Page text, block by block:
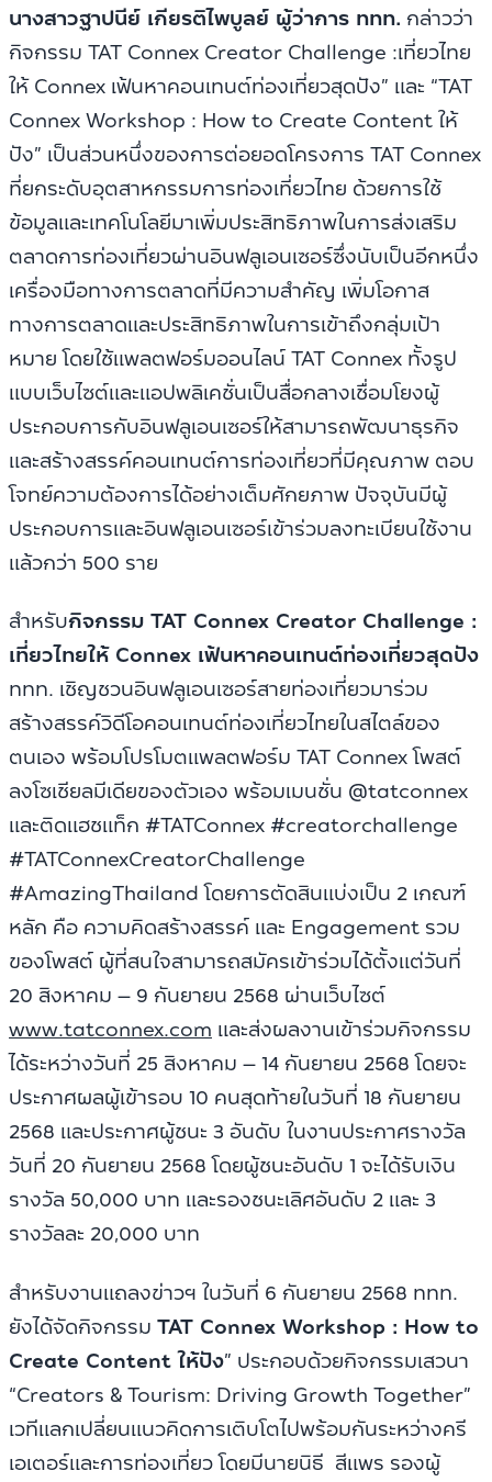
นางสาวฐาปนีย์ เกียรติไพบูลย์ ผู้ว่าการ ททท. กล่าวว่า
กิจกรรม TAT Connex Creator Challenge :เที่ยวไทย
ให้ Connex เฟ้นหาคอนเทนต์ท่องเที่ยวสุดปัง” และ “TAT
Connex Workshop : How to Create Content ให้
ปัง” เป็นส่วนหนึ่งของการต่อยอดโครงการ TAT Connex
ที่ยกระดับอุตสาหกรรมการท่องเที่ยวไทย ด้วยการใช้
ข้อมูลและเทคโนโลยีมาเพิ่มประสิทธิภาพในการส่งเสริม
ตลาดการท่องเที่ยวผ่านอินฟลูเอนเซอร์ซึ่งนับเป็นอีกหนึ่ง
เครื่องมือทางการตลาดที่มีความสำคัญ เพิ่มโอกาส
ทางการตลาดและประสิทธิภาพในการเข้าถึงกลุ่มเป้า
หมาย โดยใช้แพลตฟอร์มออนไลน์ TAT Connex ทั้งรูป
แบบเว็บไซต์และแอปพลิเคชั่นเป็นสื่อกลางเชื่อมโยงผู้
ประกอบการกับอินฟลูเอนเซอร์ให้สามารถพัฒนาธุรกิจ
และสร้างสรรค์คอนเทนต์การท่องเที่ยวที่มีคุณภาพ ตอบ
โจทย์ความต้องการได้อย่างเต็มศักยภาพ ปัจจุบันมีผู้
ประกอบการและอินฟลูเอนเซอร์เข้าร่วมลงทะเบียนใช้งาน
แล้วกว่า 500 ราย
สำหรับกิจกรรม TAT Connex Creator Challenge :
เที่ยวไทยให้ Connex เฟ้นหาคอนเทนต์ท่องเที่ยวสุดปัง
ททท. เชิญชวนอินฟลูเอนเซอร์สายท่องเที่ยวมาร่วม
สร้างสรรค์วิดีโอคอนเทนต์ท่องเที่ยวไทยในสไตล์ของ
ตนเอง พร้อมโปรโมตแพลตฟอร์ม TAT Connex โพสต์
ลงโซเชียลมีเดียของตัวเอง พร้อมเมนชั่น @tatconnex
และติดแฮชแท็ก #TATConnex #creatorchallenge
#TATConnexCreatorChallenge
#AmazingThailand โดยการตัดสินแบ่งเป็น 2 เกณฑ์
หลัก คือ ความคิดสร้างสรรค์ และ Engagement รวม
ของโพสต์ ผู้ที่สนใจสามารถสมัครเข้าร่วมได้ตั้งแต่วันที่
20 สิงหาคม – 9 กันยายน 2568 ผ่านเว็บไซต์
www.tatconnex.com และส่งผลงานเข้าร่วมกิจกรรม
ได้ระหว่างวันที่ 25 สิงหาคม – 14 กันยายน 2568 โดยจะ
ประกาศผลผู้เข้ารอบ 10 คนสุดท้ายในวันที่ 18 กันยายน
2568 และประกาศผู้ชนะ 3 อันดับ ในงานประกาศรางวัล
วันที่ 20 กันยายน 2568 โดยผู้ชนะอันดับ 1 จะได้รับเงิน
รางวัล 50,000 บาท และรองชนะเลิศอันดับ 2 และ 3
รางวัลละ 20,000 บาท
สำหรับงานแถลงข่าวฯ ในวันที่ 6 กันยายน 2568 ททท.
ยังได้จัดกิจกรรม TAT Connex Workshop : How to
Create Content ให้ปัง” ประกอบด้วยกิจกรรมเสวนา
“Creators & Tourism: Driving Growth Together”
เวทีแลกเปลี่ยนแนวคิดการเติบโตไปพร้อมกันระหว่างครี
เอเตอร์และการท่องเที่ยว โดยมีนายนิธี สีแพร รองผู้